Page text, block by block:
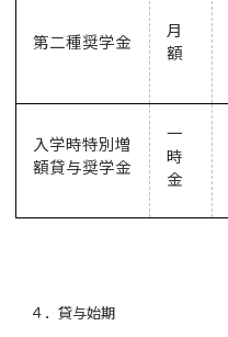
第二種奨学金
月
額
入学時特別増
額貸与奨学金
一
時
金
４．貸与始期